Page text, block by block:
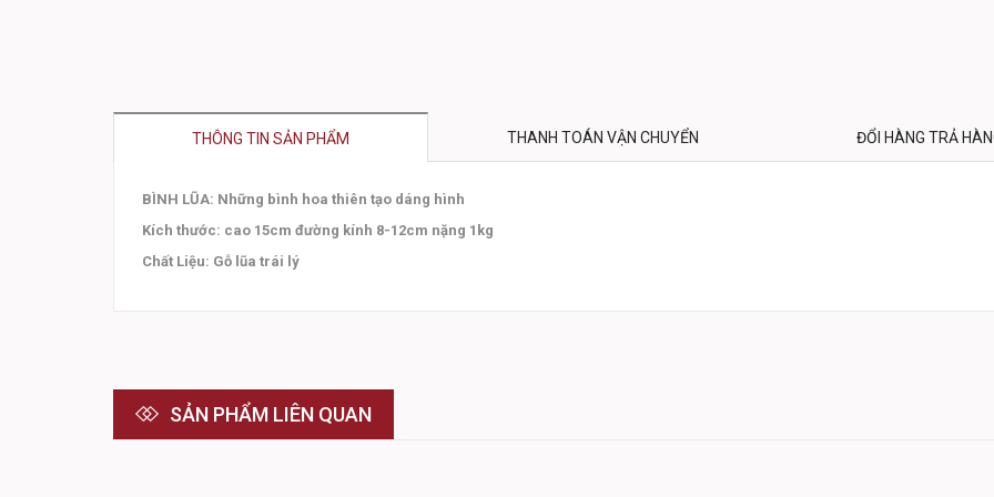
THÔNG TIN SẢN PHẨM THANH TOÁN VẬN CHUYỂN ĐỔI HÀNG TRẢ
BÌNH LŨA: Những bình hoa thiên tạo dáng hình
Kích thước: cao 15cm đường kính 8-12cm nặng 1kg
Chất Liệu: Gỗ lũa trái lý
SẢN PHẨM LIÊN QUAN